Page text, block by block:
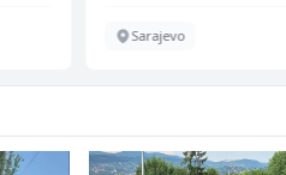
Sarajevo